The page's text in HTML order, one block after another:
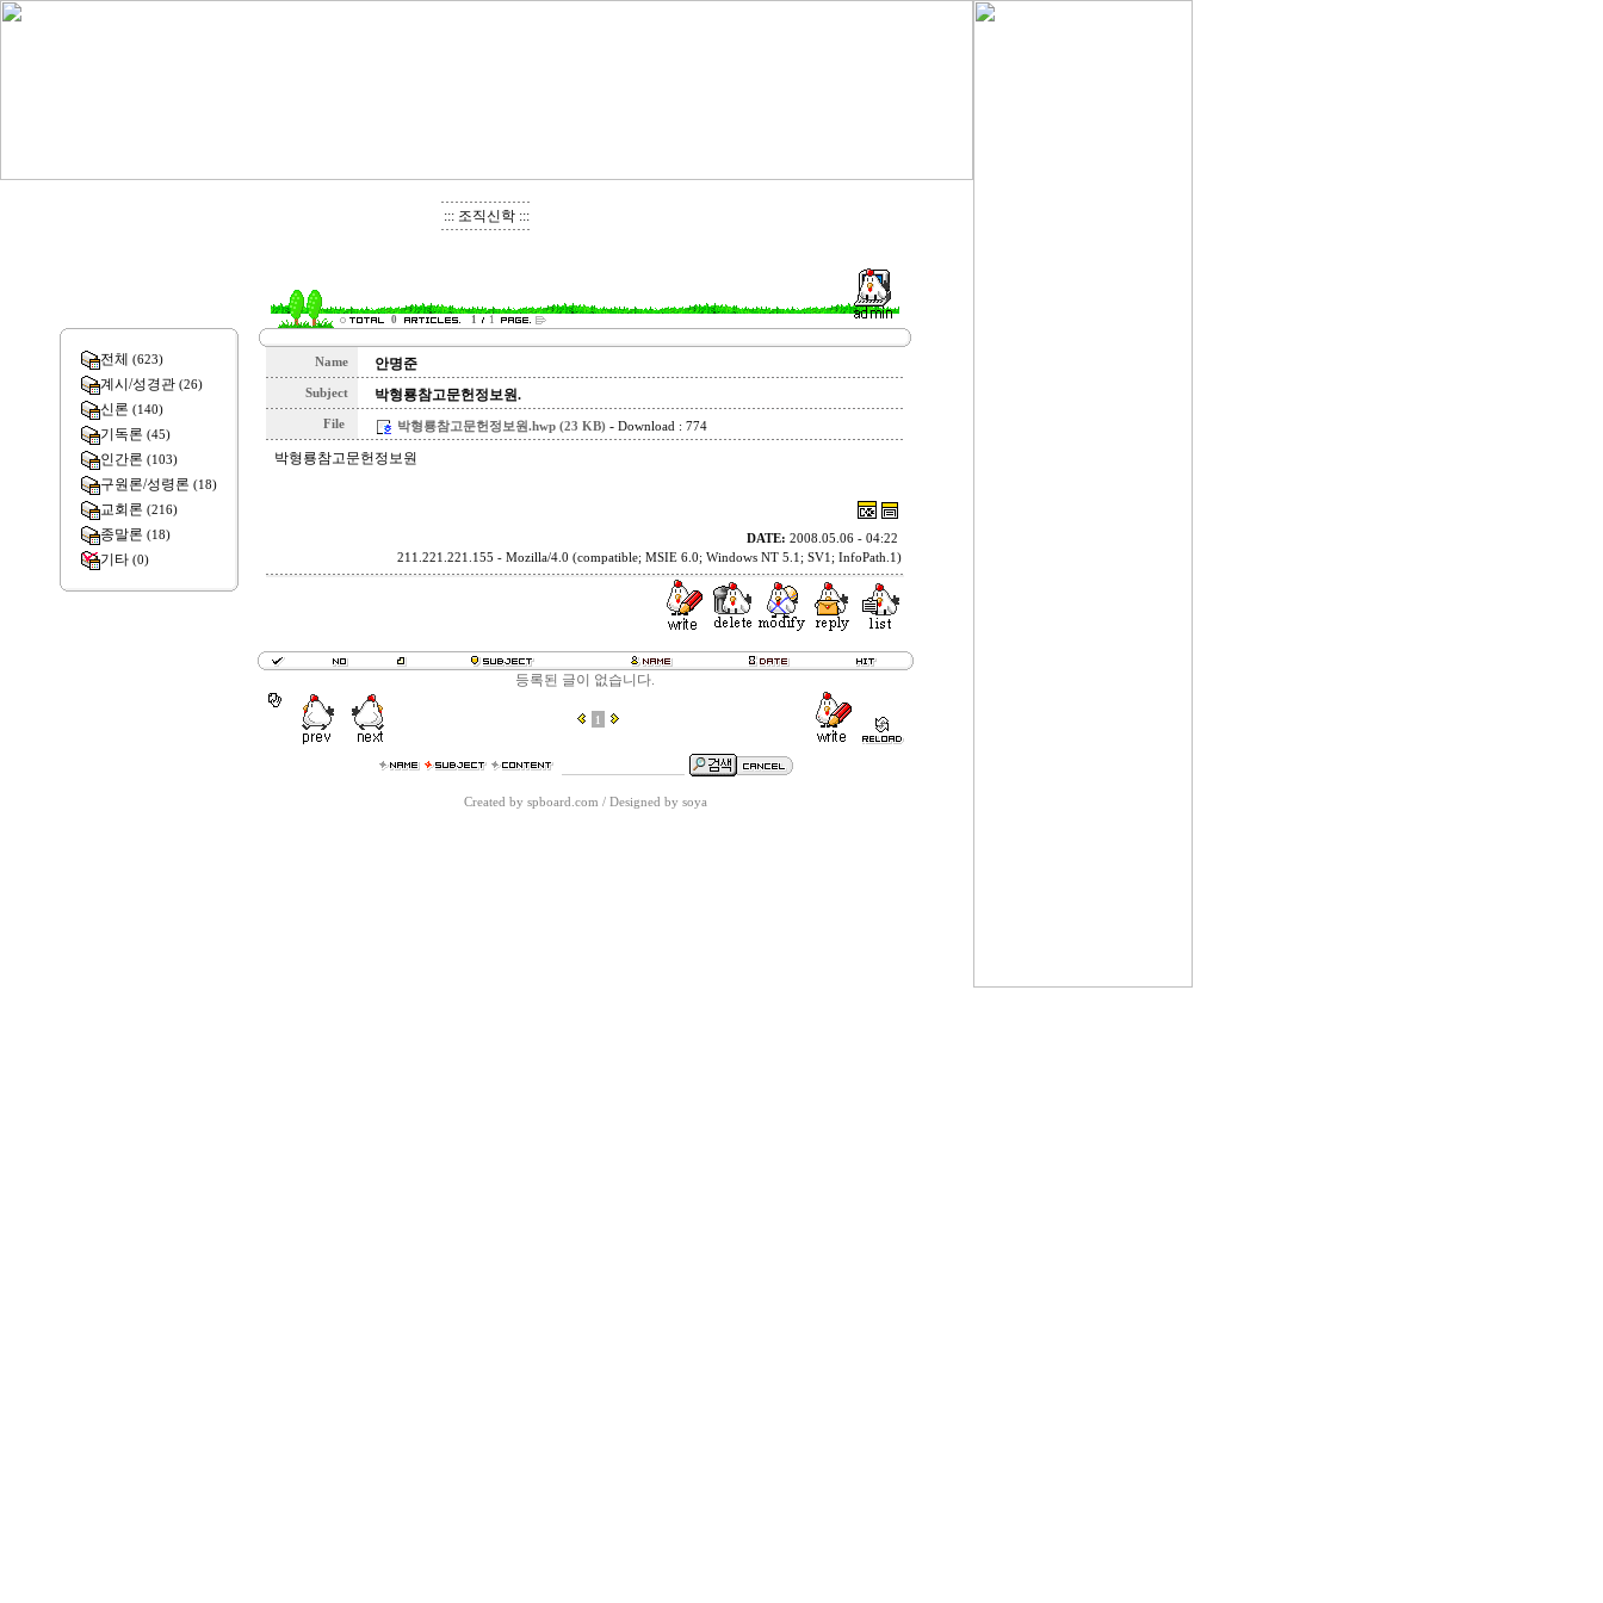
::: 조직신학 :::
0 1 1
전체 (623)
계시/성경관 (26)
신론 (140)
기독론 (45)
인간론 (103)
구원론/성령론 (18)
교회론 (216)
종말론 (18)
기타 (0)
Name 안명준
Subject 박형룡참고문헌정보원.
File 박형룡참고문헌정보원.hwp (23 KB)- Download : 774
박형룡참고문헌정보원
DATE: 2008.05.06 - 04:22
211.221.221.155 - Mozilla/4.0 (compatible; MSIE 6.0; Windows NT 5.1; SV1; InfoPath.1)
등록된 글이 없습니다.
1
Created by spboard.com / Designed by soya